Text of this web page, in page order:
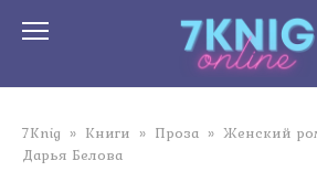
7Knig » Книги » Проза » Женский
Дарья Белова